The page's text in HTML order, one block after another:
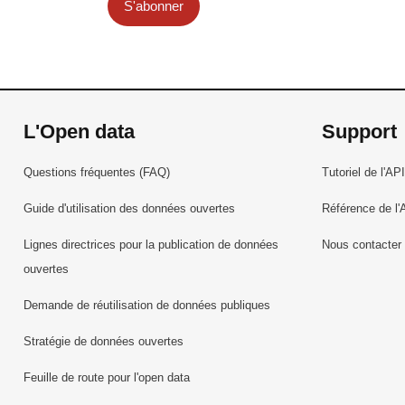
S'abonner
L'Open data
Questions fréquentes (FAQ)
Guide d'utilisation des données ouvertes
Lignes directrices pour la publication de données
ouvertes
Demande de réutilisation de données publiques
Stratégie de données ouvertes
Feuille de route pour l'open data
Support
Tutoriel de l'API
Référence de
Nous contacter